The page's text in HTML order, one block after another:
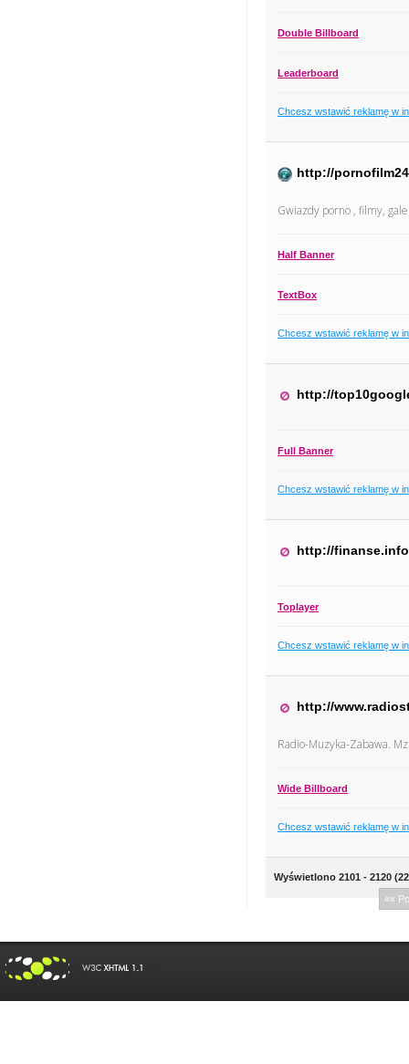
Double Billboard
Leaderboard
Chcesz wstawić reklamę w
http://
Gwiazdy porno , filmy,
Half Banner
TextBox
Chcesz wstawić reklamę w
http://
Full Banner
Chcesz wstawić reklamę w
http://
Toplayer
Chcesz wstawić reklamę w
http://
Radio-Muzyka-Zabawa.
Wide Billboard
Chcesz wstawić reklamę w
Wyświetlono 2101 - 2120
««